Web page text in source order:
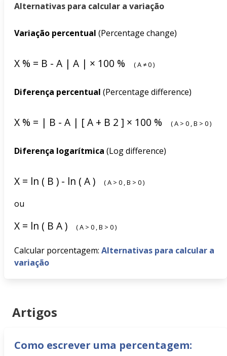
Alternativas para calcular a variação
Variação percentual (Percentage change)
X % = B - A | A | × 100 % (A ≠0)
Diferença percentual (Percentage difference)
X % = | B - A | [A + B 2 ] × 100 % (A > 0 ,B > 0)
Diferença logarítmica (Log difference)
X = ln ( B ) - ln ( A) (A > 0 ,B > 0)
ou
X = ln ( B A) (A > 0 ,B > 0)
Calcular porcentagem: Alternativas para calcular a
variação
Artigos
Como escrever uma percentagem: